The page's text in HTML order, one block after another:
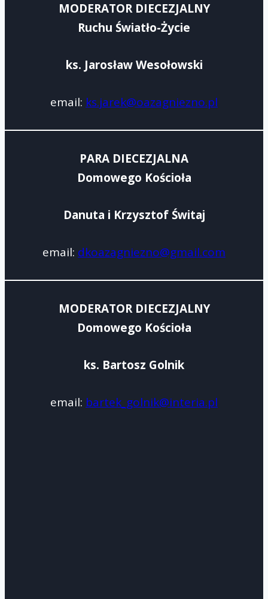
MODERATOR DIECEZJALNY
Ruchu Światło-Życie
ks. Jarosław Wesołowski
email: ks.jarek@oazagniezno.pl
PARA DIECEZJALNA
Domowego Kościoła
Danuta i Krzysztof Świtaj
email: dkoazagniezno@gmail.com
MODERATOR DIECEZJALNY
Domowego Kościoła
ks. Bartosz Golnik
email: bartek_golnik@interia.pl